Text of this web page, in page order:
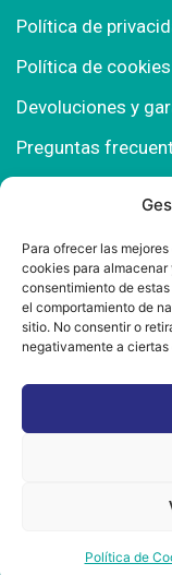
Para ofrecer las
cookies para
consentimiento de
el comportamiento de
sitio. No consentir o
negativamente a
Política de
Política de
Política de cookies
Devoluciones y
Preguntas
Polígono
Chiclana de la Fra.
667 457 908